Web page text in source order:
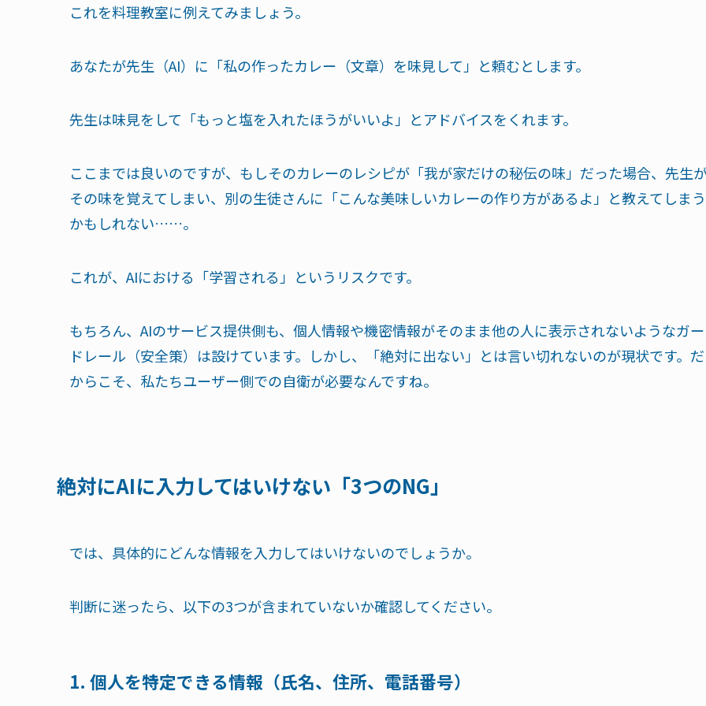
これを料理教室に例えてみましょう。
あなたが先生（AI）に「私の作ったカレー（文章）を味見して」と頼むとします。
先生は味見をして「もっと塩を入れたほうがいいよ」とアドバイスをくれます。
ここまでは良いのですが、もしそのカレーのレシピが「我が家だけの秘伝の味」だった場合、先生
その味を覚えてしまい、別の生徒さんに「こんな美味しいカレーの作り方があるよ」と教えてしまう
かもしれない……。
これが、AIにおける「学習される」というリスクです。
もちろん、AIのサービス提供側も、個人情報や機密情報がそのまま他の人に表示されないようなガー
ドレール（安全策）は設けています。しかし、「絶対に出ない」とは言い切れないのが現状です。だ
からこそ、私たちユーザー側での自衛が必要なんですね。
絶対にAIに入力してはいけない「3つのNG」
では、具体的にどんな情報を入力してはいけないのでしょうか。
判断に迷ったら、以下の3つが含まれていないか確認してください。
1. 個人を特定できる情報（氏名、住所、電話番号）